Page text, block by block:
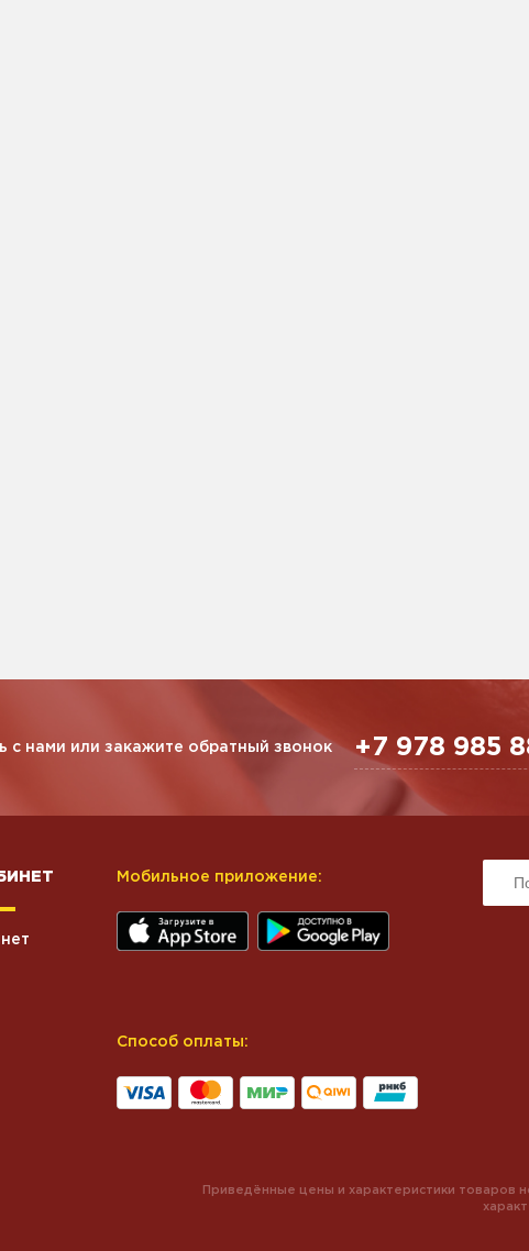
с нами или закажите обратный звонок +7 978 985
Мобильное приложение:
Способ оплаты:
Приведённые цены и характеристики товаров